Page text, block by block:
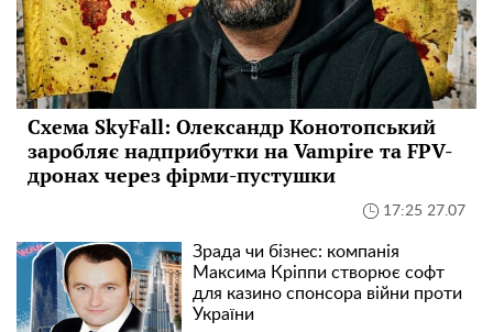
Схема SkyFall: Олександр Конотопський
заробляє надприбутки на Vampire та FPV-
дронах через фірми-пустушки
17:25 27.07
Зрада чи бізнес: компанія
Максима Кріппи створює софт
для казино спонсора війни проти
України